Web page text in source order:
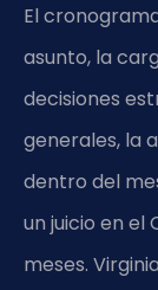
El
asunto, la
decisiones
generales, la
dentro del
un juicio en el
meses.